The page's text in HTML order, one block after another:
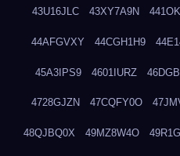
43U16JLC 43XY7A9N
44AFGVXY 44CGH1H9
45A3IPS9 4601IURZ
4728GJZN 47CQFY0O
48QJBQ0X 49MZ8W4O